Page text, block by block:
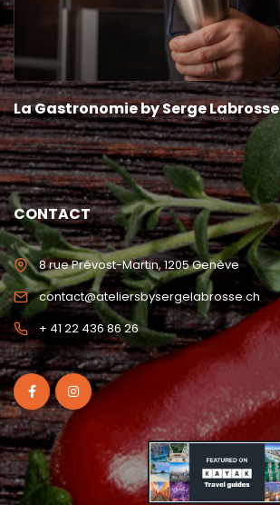
La Gastronomie by Serge Labrosse
CONTACT
8 rue Prévost-Martin, 1205 Genève
contact@ateliersbysergelabrosse.ch
+ 41 22 436 86 26